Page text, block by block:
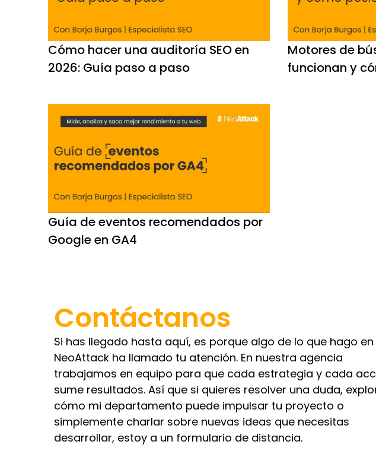
Cómo hacer una auditoría SEO en
2026: Guía paso a paso
Motores de
funcionan y
Guía de eventos recomendados por
Google en GA4
Contáctanos
Si has llegado hasta aquí, es porque algo de lo que hago en
NeoAttack ha llamado tu atención. En nuestra agencia
trabajamos en equipo para que cada estrategia y cada
sume resultados. Así que si quieres resolver una duda,
cómo mi departamento puede impulsar tu proyecto o
simplemente charlar sobre nuevas ideas que necesitas
desarrollar, estoy a un formulario de distancia.